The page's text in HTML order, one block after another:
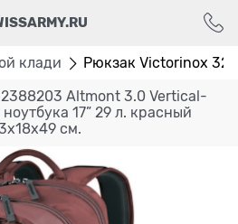
клади Рюкзак Victorinox
Altmont 3.0 Vertical-
17” 29 л. красный
см.